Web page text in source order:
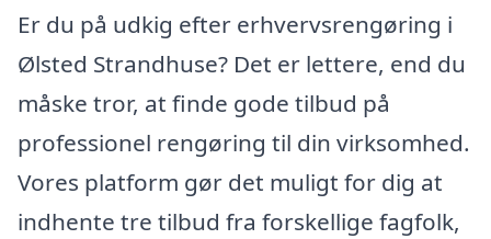
Er du på udkig efter erhvervsrengøring i
Ølsted Strandhuse? Det er lettere, end du
måske tror, at finde gode tilbud på
professionel rengøring til din virksomhed.
Vores platform gør det muligt for dig at
indhente tre tilbud fra forskellige fagfolk,